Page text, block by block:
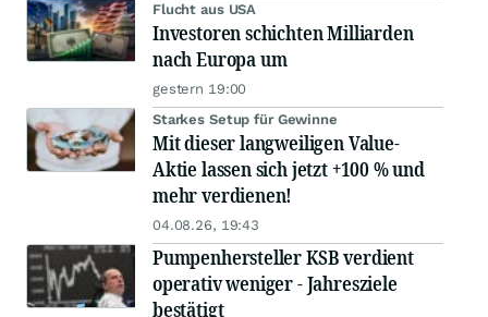
Flucht aus USA
Investoren schichten Milliarden
nach Europa um
gestern 19:00
Starkes Setup für Gewinne
Mit dieser langweiligen Value-
Aktie lassen sich jetzt +100 % und
mehr verdienen!
04.08.26, 19:43
Pumpenhersteller KSB verdient
operativ weniger - Jahresziele
bestätigt